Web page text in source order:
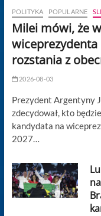
POLITYKA POPULARNE
Milei mówi, że
rozstania z
2026-08-03
Prezydent Argentyny
zdecydował, kto
kandydata na
2027…